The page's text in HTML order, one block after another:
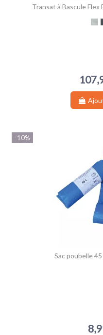
Transat à Bascule
-10%
Sac poubelle